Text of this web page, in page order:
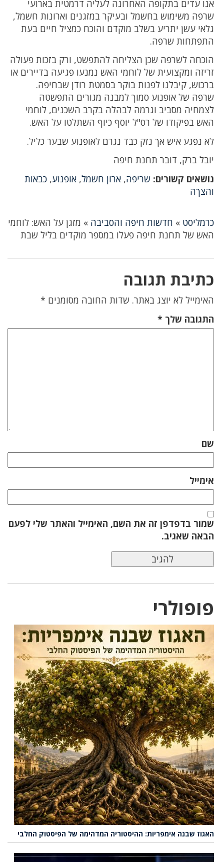
אנו עדים בתקופה האחרונה לעליה דרמטית בארועי
שרפה משימוש בחשמל ובעיקר במזגנים וארונות חשמל,
גלאי עשן יתריע בשלב מוקדם והוכח כמציל חיים בעת
התפתחות שרפה.
הוכחה לשרפה שכן הצליחה להתפשט, ורק בזכות פעולה
זריזה ומקצועית של לוחמי האש נמנעו פגיעה בדיירים או
ברכוש, קיבלנו לפנות בוקר בסמטת רודן שבחיפה.
שרפה של אופנוע סמוך למבנה מגורים התפשטה
לצמחיה מסביב וגרמה לבהלה בקרב השכנים, לוחמי
האש בפיקודו של רס"ל יוסף כיוף השתלטו על האש.
לא נפגע איש אך נזק כבד נגרם לאופנוע שבער כליל.
יובל ברק, דובר תחנת חיפה
נושאים קשורים: שריפה, ארון חשמל, אופנוע, כבאות
והצךה
כרמליסט » חדשות חיפה והסביבה » מזגן על האש: לוחמי
האש של תחנת חיפה פעלו במספר מוקדים בליל שבת
כתיבת תגובה
האימייל לא יוצג באתר. שדות החובה מסומנים *
התגובה שלך *
שם
אימייל
שמור בדפדפן זה את השם, האימייל והאתר שלי לפעם
הבאה שאגיב.
פופולרי
האגוז שבנה אימפריות: ההיסטוריה המדהימה של הפיסטוק החלבי